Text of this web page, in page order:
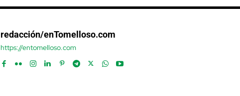
redacción/enTomelloso.com
https://entomelloso.com